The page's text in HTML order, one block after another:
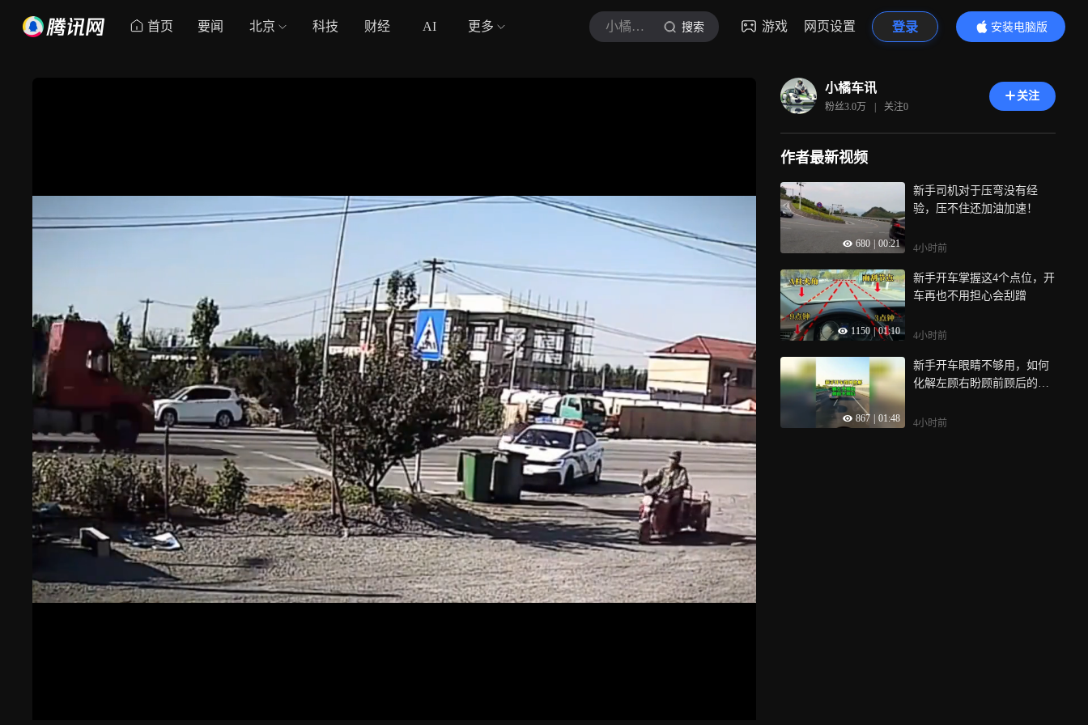
首页 要闻 北京 科技 财经 AI 更多 小橘车讯 搜索 游戏 网页设置 登录
安装电脑版
内容更精彩
小橘车讯
粉丝3.0万 | 关注0
关注
作者最新视频
680 00:21
新手司机对于压弯没有经
验，压不住还加油加速！
4小时前
1150 01:10
新手开车掌握这4个点位，开
车再也不用担心会刮蹭
4小时前
867 01:48
新手开车眼睛不够用，如何
化解左顾右盼顾前顾后的问
4小时前